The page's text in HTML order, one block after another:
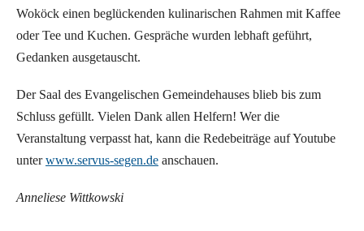
Woköck einen beglückenden kulinarischen Rahmen mit Kaffee
oder Tee und Kuchen. Gespräche wurden lebhaft geführt,
Gedanken ausgetauscht.
Der Saal des Evangelischen Gemeindehauses blieb bis zum
Schluss gefüllt. Vielen Dank allen Helfern! Wer die
Veranstaltung verpasst hat, kann die Redebeiträge auf Youtube
unterwww.servus-segen.de anschauen.
Anneliese Wittkowski